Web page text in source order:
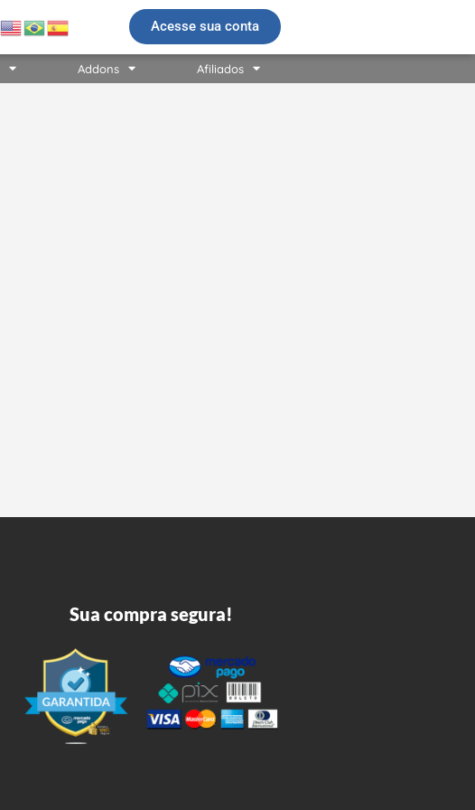
Acesse sua conta
Addons Afiliados
Sua compra segura!